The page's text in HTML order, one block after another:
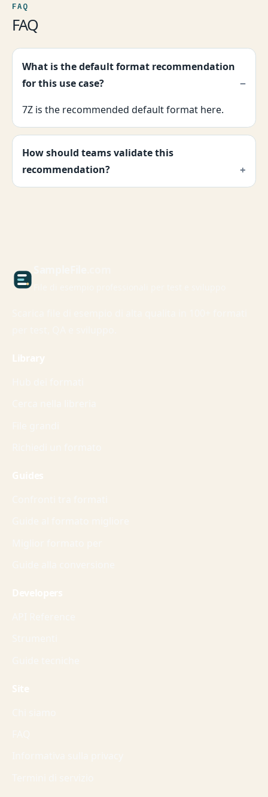
FAQ
FAQ
What is the default format recommendation
for this use case?
7Z is the recommended default format here.
How should teams validate this
recommendation?